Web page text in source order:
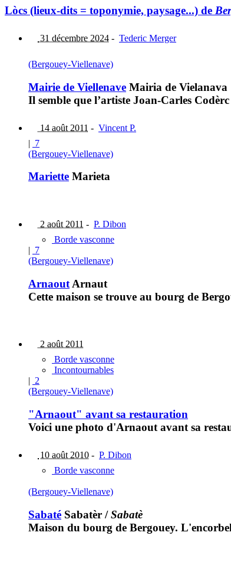
Lòcs (lieux-dits = toponymie, paysage...) de
31 décembre 2024 - Tederic Merger
(Bergouey-Viellenave)
Mairie de Viellenave Mairia de Vielanava
Il semble que l’artiste Joan-Carles
14 août 2011 - Vincent P.
| 7
(Bergouey-Viellenave)
Mariette Marieta
2 août 2011 - P. Dibon
Borde vasconne
| 7
(Bergouey-Viellenave)
Arnaout Arnaut
Cette maison se trouve au bourg de
2 août 2011
Borde vasconne
Incontournables
| 2
(Bergouey-Viellenave)
"Arnaout" avant sa restauration
Voici une photo d'Arnaout avant sa
10 août 2010 - P. Dibon
Borde vasconne
(Bergouey-Viellenave)
Sabaté Sabatèr /Sabatè
Maison du bourg de Bergouey.